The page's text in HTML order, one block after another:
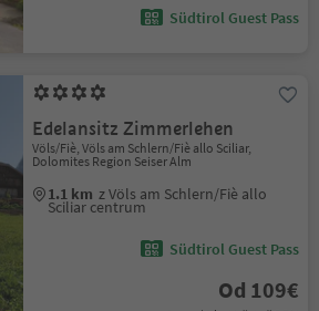
Südtirol Guest Pass
Edelansitz Zimmerlehen
Völs/Fiè, Völs am Schlern/Fiè allo Sciliar,
Dolomites Region Seiser Alm
1.1 km z Völs am Schlern/Fiè allo
Sciliar centrum
Südtirol Guest Pass
Od 109€